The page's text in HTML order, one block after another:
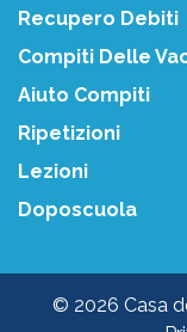
Recupero Debiti
Compiti Delle
Aiuto Compiti
Ripetizioni
Lezioni
Doposcuola
© 2026 Casa